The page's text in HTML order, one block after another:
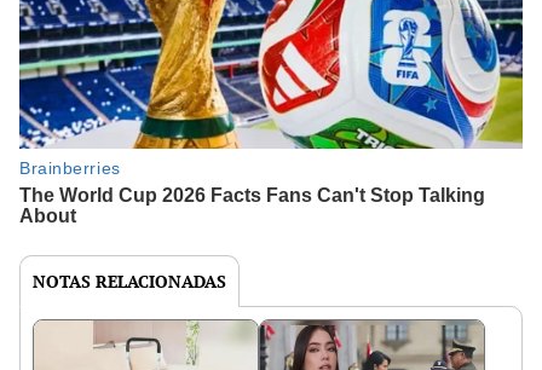
NOTAS RELACIONADAS